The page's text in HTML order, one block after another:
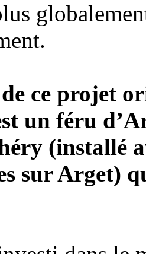
ce projet
un féru
(installé
sur Arget)